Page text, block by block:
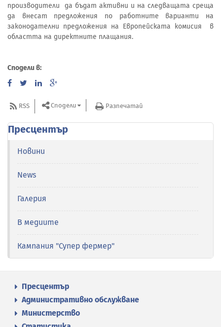
производители да бъдат активни и на следващата среща
да внесат предложения по работните варианти на
законодателни предложения на Европейската комисия в
областта на директните плащания.
Сподели в:
RSS Сподели Разпечатай
Пресцентър
Новини
News
Галерия
В медиите
Кампания "Супер фермер"
Пресцентър
Административно обслужване
Министерство